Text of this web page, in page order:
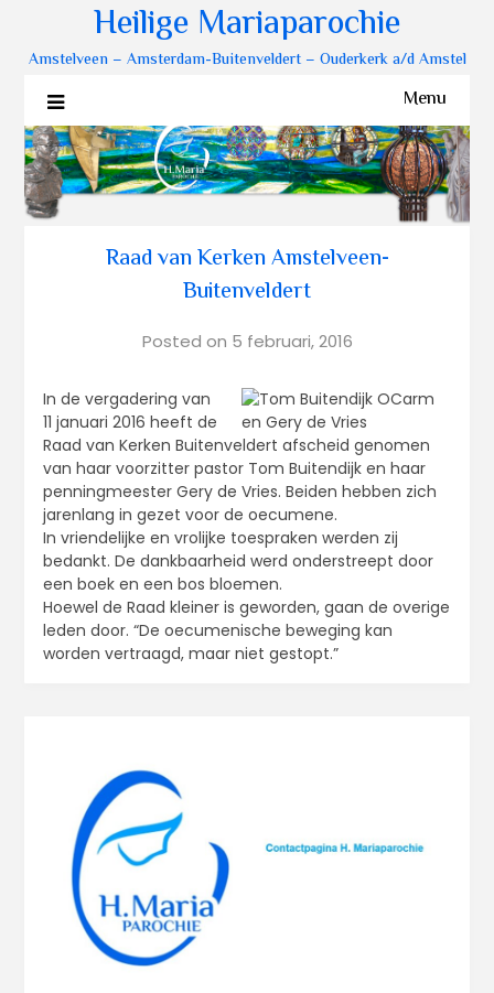
Heilige Mariaparochie
Amstelveen – Amsterdam-Buitenveldert – Ouderkerk a/d Amstel
Menu
Raad van Kerken Amstelveen-
Buitenveldert
Posted on 5 februari, 2016
In de vergadering van
11 januari 2016 heeft de
Raad van Kerken Buitenveldert afscheid genomen
van haar voorzitter pastor Tom Buitendijk en haar
penningmeester Gery de Vries. Beiden hebben zich
jarenlang in gezet voor de oecumene.
In vriendelijke en vrolijke toespraken werden zij
bedankt. De dankbaarheid werd onderstreept door
een boek en een bos bloemen.
Hoewel de Raad kleiner is geworden, gaan de overige
leden door. “De oecumenische beweging kan
worden vertraagd, maar niet gestopt.”